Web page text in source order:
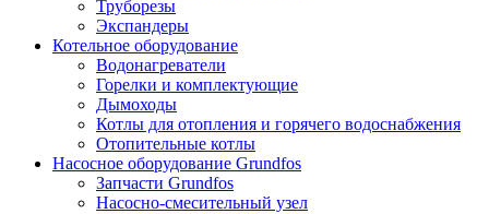
Труборезы
Экспандеры
Котельное оборудование
Водонагреватели
Горелки и комплектующие
Дымоходы
Котлы для отопления и горячего водоснабжения
Отопительные котлы
Насосное оборудование Grundfos
Запчасти Grundfos
Насосно-смесительный узел